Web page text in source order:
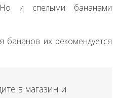
Но и спелыми бананами
бананов их рекомендуется
в магазин и